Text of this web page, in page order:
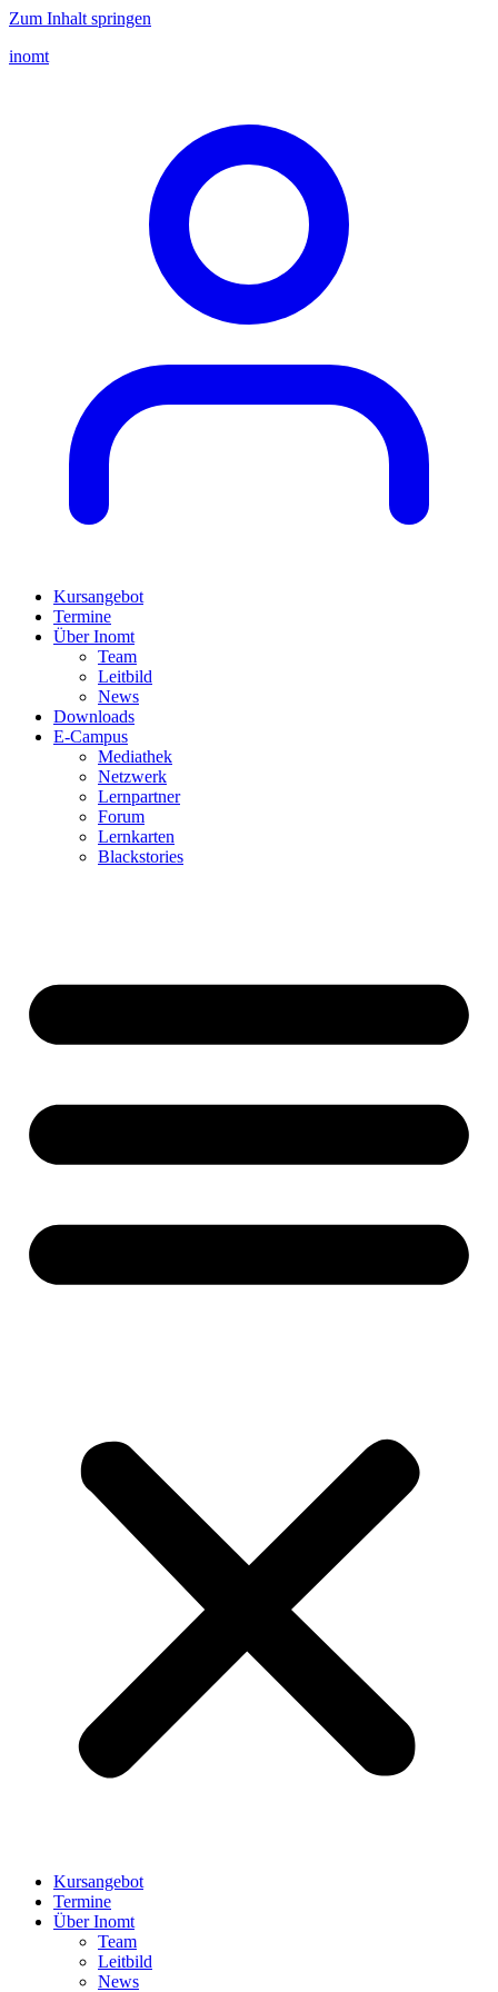
Zum Inhalt springen
inomt
Kursangebot
Termine
Über Inomt
Team
Leitbild
News
Downloads
E-Campus
Mediathek
Netzwerk
Lernpartner
Forum
Lernkarten
Blackstories
Kursangebot
Termine
Über Inomt
Team
Leitbild
News